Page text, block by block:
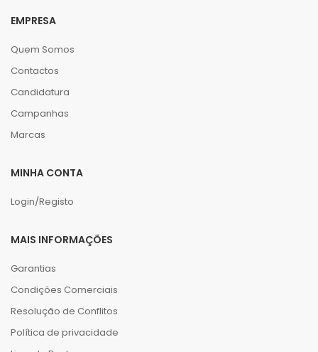
EMPRESA
Quem Somos
Contactos
Candidatura
Campanhas
Marcas
MINHA CONTA
Login/Registo
MAIS INFORMAÇÕES
Garantias
Condições Comerciais
Resolução de Conflitos
Política de privacidade